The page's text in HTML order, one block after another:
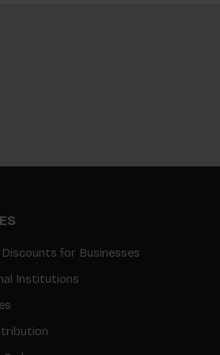
for Businesses
Institutions